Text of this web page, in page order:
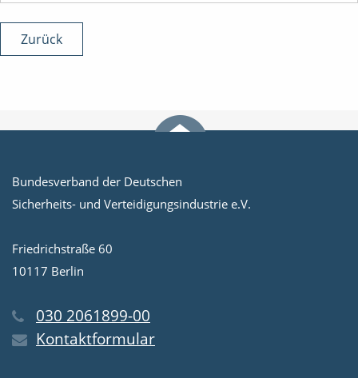
Zurück
Bundesverband der Deutschen
Sicherheits- und Verteidigungsindustrie e.V.
Friedrichstraße 60
10117 Berlin
030 2061899-00
Kontaktformular